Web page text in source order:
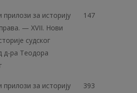
за историју
— XVII. Нови
судског
д-ра Теодора
147
за историју
393